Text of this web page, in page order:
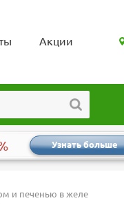
Акции
Узнать больше
и печенью в желе